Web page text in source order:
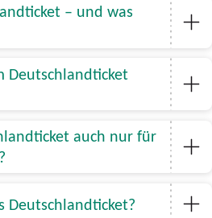
– und was
Deutschlandticket
auch nur für
Deutschlandticket?